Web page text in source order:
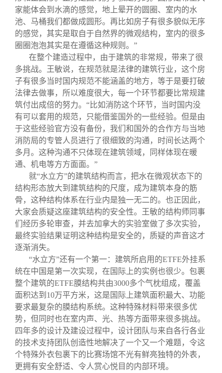
家能体会到水滴的感觉，地上晕开的圆圈、室内的水
池、马桶我们都做成圆形。再比如房子有很多貌似无序
的感觉，其实是取自于自然界的微观结构，室内的很多
圈圈泡泡其实是在遵循这种规则。”
在整个建造过程中，由于建筑的非常规，带来了很
多挑战。王敏说，在规范就是法律的建筑行业，这个房
子有很多当时国内规范不能涵盖的地方，等于是要打破
法律去做事，所以难度很大，每一个环节都要比常规建
筑付出成倍的努力。“比如消防这个环节，当时国内没
有可以套用的规范，只能借鉴国外的一些经验。但是由
于这些经验官方没有备份，我们和国外的合作方与当地
消防局的专管人员进行了很细致的沟通，时间长达两个
多月。这种沟通不只体现在建筑领域，同样体现在暖
通、机电等方方面面。”
就“水立方”的建筑结构而言，把水在微观状态下的
结构形态放大到建筑结构的尺度，成为建筑本身的筋
骨，这种结构体系在行业内是独一无二的。也正因此，
大家会质疑这座建筑结构的安全性。王敏的结构师同事
们经历多轮审查，并去加拿大的实验室做了多次实验，
最终实验结果证明这种结构是安全的，质疑的声音这才
逐渐消失。
“水立方”还有一个第一：建筑所启用的ETFE外挂系
统在中国是第一次实现，在国际上的实例也很少。包裹
整个建筑的ETFE膜结构共由3000多个气枕组成，覆盖
面积达到 10万平方米，这是国际上建筑面积最大、功能
要求最复杂的膜结构系统。这种特殊材料带来很多优
势，但同时也在室内声、光、热等方面带来很多挑战。
四年多的设计及建设过程中，设计团队与来自各行各业
的技术支持团队创造性地解决了一个又一个难题，令这
个特殊外衣包裹下的比赛场馆不光有鲜亮独特的外表，
更拥有安全舒适、令人赏心悦目的内部环境。